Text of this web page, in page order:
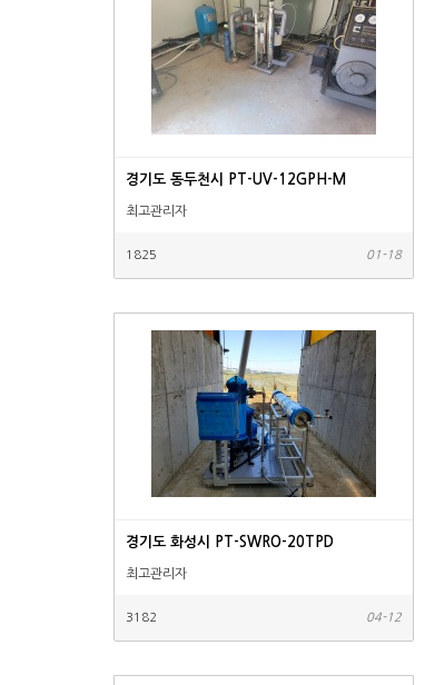
경기도 동두천시 PT-UV-12GPH-M
최고관리자
1825 01-18
경기도 화성시 PT-SWRO-20TPD
최고관리자
3182 04-12